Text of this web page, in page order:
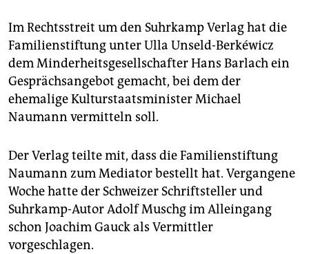
unterstützen
abo
genossenschaft
epaper login
Im Rechtsstreit um den Suhrkamp Verlag hat die
Familienstiftung unter Ulla Unseld-Berkéwicz
dem Minderheitsgesellschafter Hans Barlach ein
Gesprächsangebot gemacht, bei dem der
ehemalige Kulturstaatsminister Michael
Naumann vermitteln soll.
Der Verlag teilte mit, dass die Familienstiftung
Naumann zum Mediator bestellt hat. Vergangene
Woche hatte der Schweizer Schriftsteller und
Suhrkamp-Autor Adolf Muschg im Alleingang
schon Joachim Gauck als Vermittler
vorgeschlagen.